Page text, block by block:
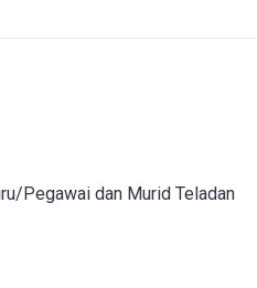
Pegawai dan Murid Teladan